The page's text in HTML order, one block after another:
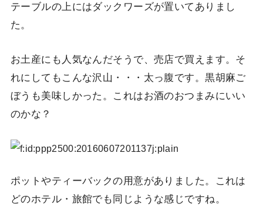
テーブルの上にはダックワーズが置いてありまし
た。
お土産にも人気なんだそうで、売店で買えます。そ
れにしてもこんな沢山・・・太っ腹です。黒胡麻ご
ぼうも美味しかった。これはお酒のおつまみにいい
のかな？
ポットやティーバックの用意がありました。これは
どのホテル・旅館でも同じような感じですね。